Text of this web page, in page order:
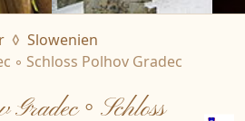
Slowenien
◦ Schloss Polhov Gradec
Gradec ◦ Schloss